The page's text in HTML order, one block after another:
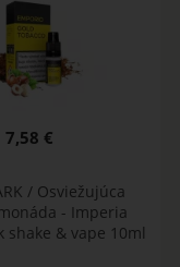
7,58 €
/ Osviežujúca
- Imperia
shake & vape 10ml